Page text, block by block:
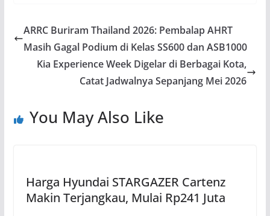
ARRC Buriram Thailand 2026: Pembalap AHRT
Masih Gagal Podium di Kelas SS600 dan ASB1000
Kia Experience Week Digelar di Berbagai Kota,
Catat Jadwalnya Sepanjang Mei 2026
You May Also Like
Harga Hyundai STARGAZER Cartenz
Makin Terjangkau, Mulai Rp241 Juta